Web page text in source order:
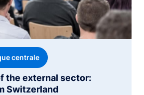
the external sector:
Switzerland
centrale